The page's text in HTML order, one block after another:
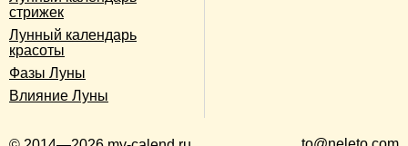
стрижек
Лунный календарь
красоты
Фазы Луны
Влияние Луны